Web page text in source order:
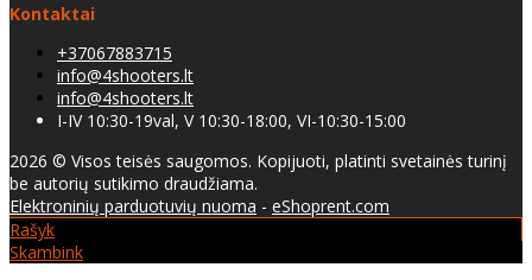
Kontaktai
+37067883715
info@4shooters.lt
info@4shooters.lt
I-IV 10:30-19val, V 10:30-18:00, VI-10:30-15:00
2026 © Visos teisės saugomos. Kopijuoti, platinti svetainės turinį
be autorių sutikimo draudžiama.
Elektroninių parduotuvių nuoma - eShoprent.com
Rašyk
Skambink